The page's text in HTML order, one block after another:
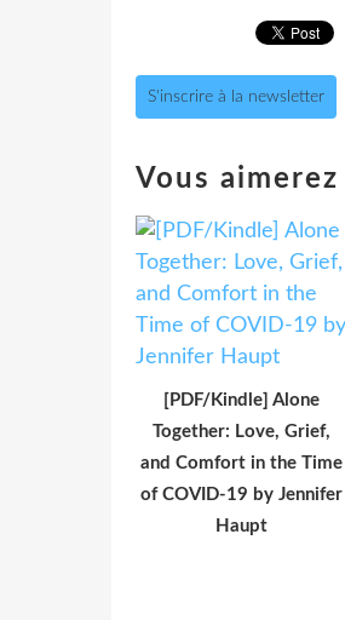
S'inscrire à la newsletter
Vous aimerez
[PDF/Kindle] Alone
Together: Love, Grief,
and Comfort in the Time
of COVID-19 by Jennifer
Haupt